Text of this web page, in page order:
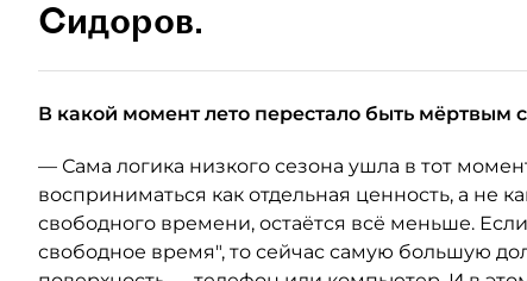
Сидоров.
В какой момент лето перестало быть мёртвым
— Сама логика низкого сезона ушла в тот
восприниматься как отдельная ценность, а не
свободного времени, остаётся всё меньше.
свободное время", то сейчас самую большую